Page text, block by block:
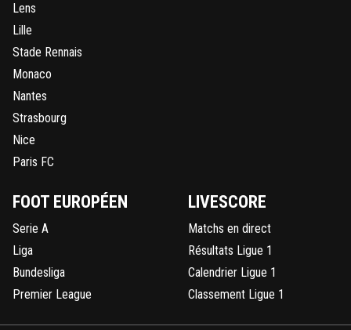
Lens
Lille
Stade Rennais
Monaco
Nantes
Strasbourg
Nice
Paris FC
FOOT EUROPÉEN
Serie A
Liga
Bundesliga
Premier League
LIVESCORE
Matchs en direct
Résultats Ligue 1
Calendrier Ligue 1
Classement Ligue 1